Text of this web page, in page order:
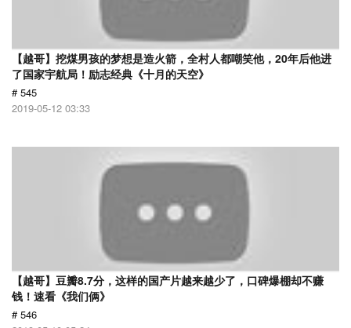
【越哥】挖煤男孩的梦想是造火箭，全村人都嘲笑他，20年后他进
了国家宇航局！励志经典《十月的天空》
# 545
2019-05-12 03:33
【越哥】豆瓣8.7分，这样的国产片越来越少了，口碑爆棚却不赚
钱！速看《我们俩》
# 546